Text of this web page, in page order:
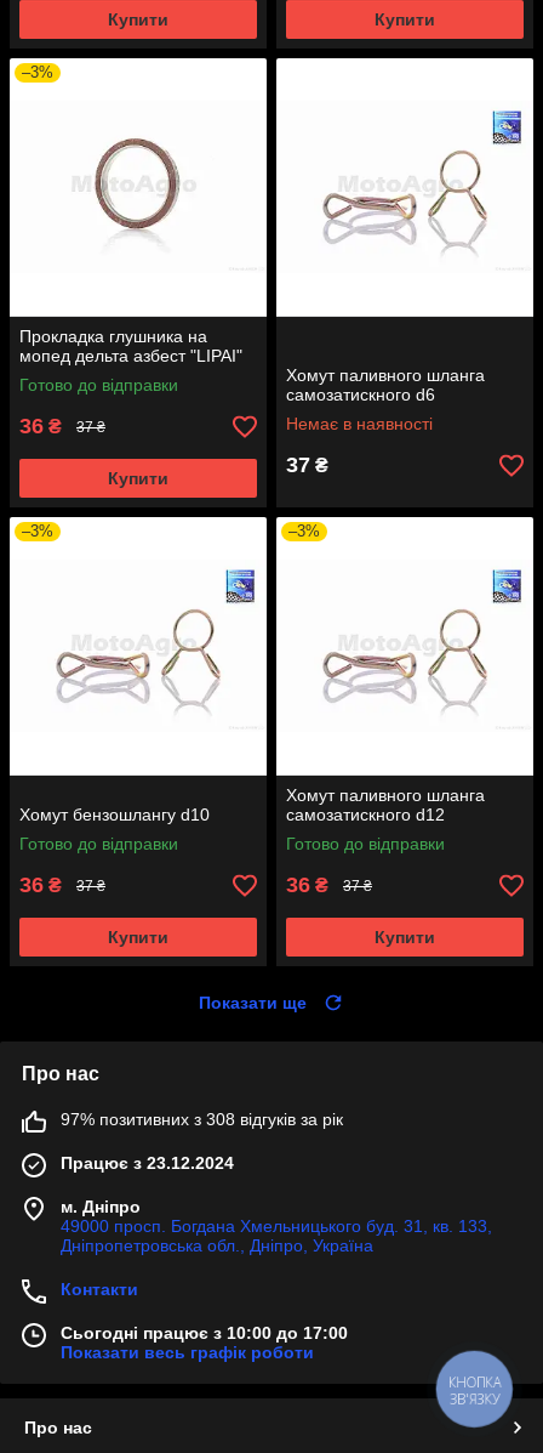
Купити Купити
–3%
Прокладка глушника на
мопед дельта азбест "LIPAI"
Готово до відправки
36 ₴ 37 ₴
Купити
Хомут паливного шланга
самозатискного d6
Немає в наявності
37 ₴
–3%
Хомут бензошлангу d10
Готово до відправки
36 ₴ 37 ₴
Купити
–3%
Хомут паливного шланга
самозатискного d12
Готово до відправки
36 ₴ 37 ₴
Купити
Показати ще
Про нас
97% позитивних з 308 відгуків за рік
Працює з 23.12.2024
м. Дніпро
49000 просп. Богдана Хмельницького буд. 31, кв. 133,
Дніпропетровська обл., Дніпро, Україна
Контакти
Сьогодні працює з 10:00 до 17:00
Показати весь графік роботи
Про нас
КНОПКА
ЗВ'ЯЗКУ